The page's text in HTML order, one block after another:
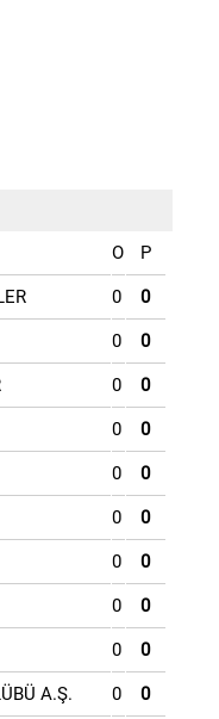
O P
0 0
0 0
0 0
0 0
0 0
0 0
0 0
0 0
0 0
A.Ş. 0 0